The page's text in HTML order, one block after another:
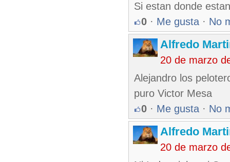
Si estan donde
0 · Me gusta · No
Alfredo
20 de marzo
Alejandro los
puro Victor Mesa
0 · Me gusta · No
Alfredo
20 de marzo